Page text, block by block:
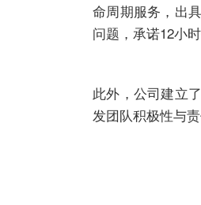
命周期服务，出
问题，承诺12小
此外，公司建立
发团队积极性与